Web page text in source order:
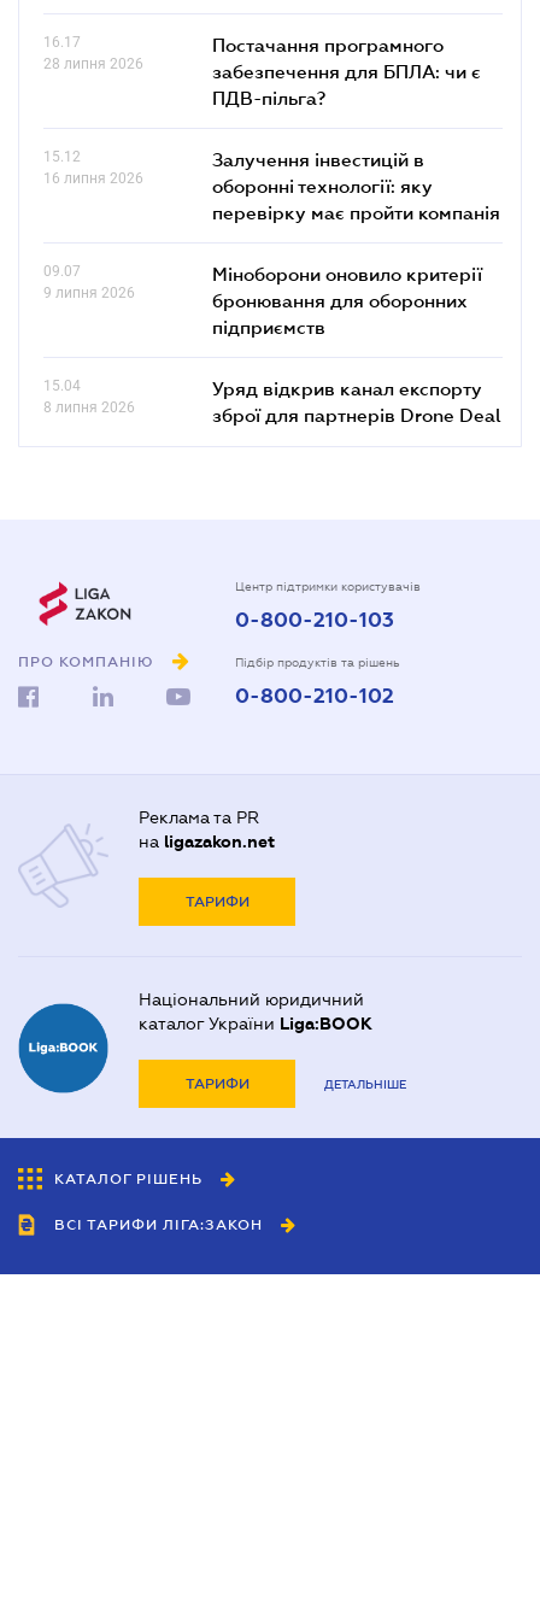
16.17
28 липня 2026
Постачання програмного
забезпечення для БПЛА: чи є
ПДВ-пільга?
15.12
16 липня 2026
Залучення інвестицій в
оборонні технології: яку
перевірку має пройти компанія
09.07
9 липня 2026
Міноборони оновило критерії
бронювання для оборонних
підприємств
15.04
8 липня 2026
Уряд відкрив канал експорту
зброї для партнерів Drone Deal
ПРО КОМПАНІЮ
Центр підтримки користувачів
0-800-210-103
Підбір продуктів та рішень
0-800-210-102
Реклама та PR
на ligazakon.net
ТАРИФИ
Національний юридичний
каталог України Liga:BOOK
ТАРИФИ ДЕТАЛЬНІШЕ
КАТАЛОГ РІШЕНЬ
ВСІ ТАРИФИ ЛІГА:ЗАКОН